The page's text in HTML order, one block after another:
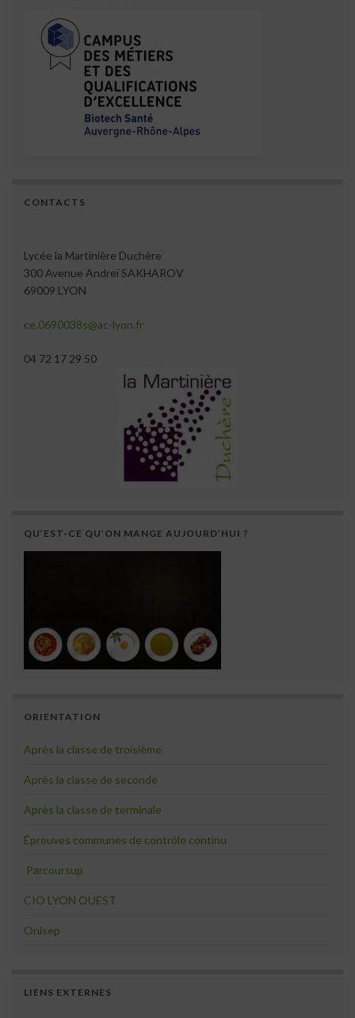
CONTACTS
Lycée la Martinière Duchère
300 Avenue Andreï SAKHAROV
69009 LYON
ce.0690038s@ac-lyon.fr
04 72 17 29 50
QU’EST-CE QU’ON MANGE AUJOURD’HUI ?
ORIENTATION
Après la classe de troisième
Après la classe de seconde
Après la classe de terminale
Épreuves communes de contrôle continu
Parcoursup
CIO LYON OUEST
Onisep
LIENS EXTERNES